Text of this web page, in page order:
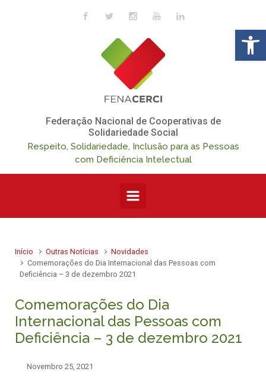
Skip to main content
Federação Nacional de Cooperativas de
Solidariedade Social
Respeito, Solidariedade, Inclusão para as Pessoas
com Deficiência Intelectual
Início Outras Notícias
Novidades
Comemorações do Dia Internacional das Pessoas com
Deficiência – 3 de dezembro 2021
Comemorações do Dia
Internacional das Pessoas com
Deficiência – 3 de dezembro 2021
Novembro 25, 2021